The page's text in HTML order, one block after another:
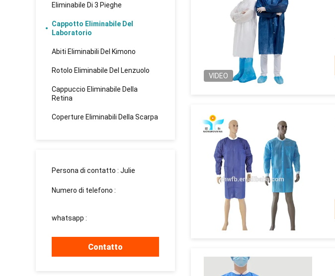
Eliminabile Di 3 Pieghe
Cappotto Eliminabile Del
Laboratorio
Abiti Eliminabili Del Kimono
Rotolo Eliminabile Del Lenzuolo
Cappuccio Eliminabile Della
Retina
Coperture Eliminabili Della Scarpa
Persona di contatto : Julie
Numero di telefono :
whatsapp :
Contatto
VIDEO